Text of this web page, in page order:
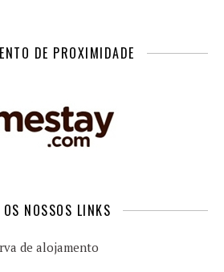
DE PROXIMIDADE
OS NOSSOS LINKS
de alojamento